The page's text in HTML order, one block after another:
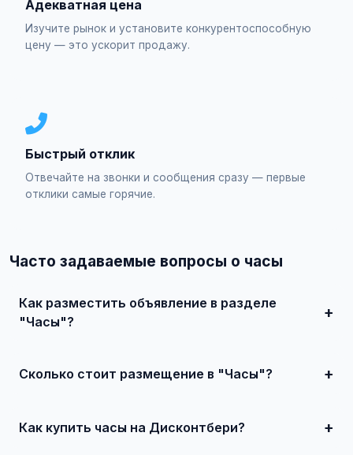
Адекватная цена
Изучите рынок и установите конкурентоспособную
цену — это ускорит продажу.
Быстрый отклик
Отвечайте на звонки и сообщения сразу — первые
отклики самые горячие.
Часто задаваемые вопросы о часы
Как разместить объявление в разделе
"Часы"?
Часы", заполните форму и опубликуйте. Первые
Сколько стоит размещение в "Часы"?
доступно платное продвижение всего от 500 ₽ в месяц.
Как купить часы на Дисконтбери?